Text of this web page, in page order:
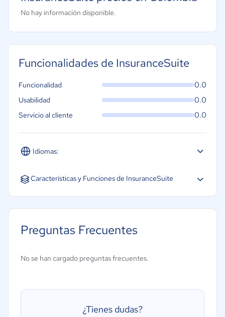
No hay información disponible.
Funcionalidades de InsuranceSuite
Idiomas:
Español Inglés Portugués
Funcionalidad 0.0
Usabilidad 0.0
Servicio al cliente 0.0
Características y Funciones de InsuranceSuite
Preguntas Frecuentes
No se han cargado preguntas frecuentes.
¿Tienes dudas?